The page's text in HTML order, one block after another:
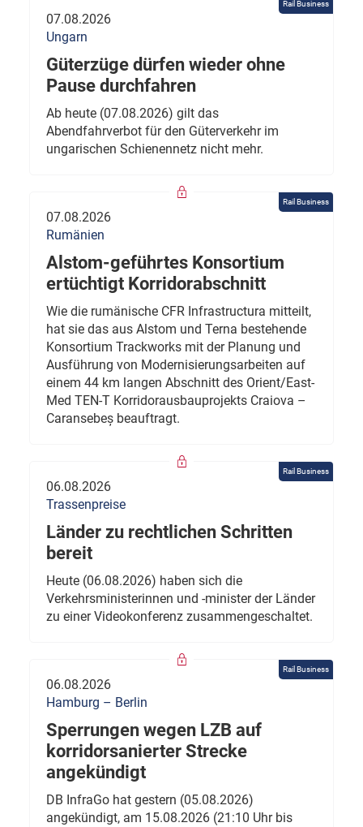
Rail Business
07.08.2026
Ungarn
Güterzüge dürfen wieder ohne
Pause durchfahren
Ab heute (07.08.2026) gilt das
Abendfahrverbot für den Güterverkehr im
ungarischen Schienennetz nicht mehr.
Rail Business
07.08.2026
Rumänien
Alstom-geführtes Konsortium
ertüchtigt Korridorabschnitt
Wie die rumänische CFR Infrastructura mitteilt,
hat sie das aus Alstom und Terna bestehende
Konsortium Trackworks mit der Planung und
Ausführung von Modernisierungsarbeiten auf
einem 44 km langen Abschnitt des Orient/East-
Med TEN-T Korridorausbauprojekts Craiova –
Caransebeș beauftragt.
Rail Business
06.08.2026
Trassenpreise
Länder zu rechtlichen Schritten
bereit
Heute (06.08.2026) haben sich die
Verkehrsministerinnen und -minister der Länder
zu einer Videokonferenz zusammengeschaltet.
Rail Business
06.08.2026
Hamburg – Berlin
Sperrungen wegen LZB auf
korridorsanierter Strecke
angekündigt
DB InfraGo hat gestern (05.08.2026)
angekündigt, am 15.08.2026 (21:10 Uhr bis